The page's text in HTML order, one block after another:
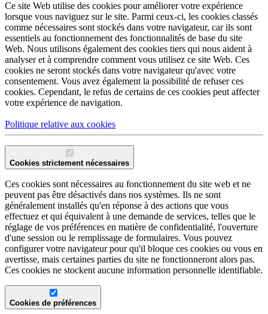
Ce site Web utilise des cookies pour améliorer votre expérience
lorsque vous naviguez sur le site. Parmi ceux-ci, les cookies classés
comme nécessaires sont stockés dans votre navigateur, car ils sont
essentiels au fonctionnement des fonctionnalités de base du site
Web. Nous utilisons également des cookies tiers qui nous aident à
analyser et à comprendre comment vous utilisez ce site Web. Ces
cookies ne seront stockés dans votre navigateur qu'avec votre
consentement. Vous avez également la possibilité de refuser ces
cookies. Cependant, le refus de certains de ces cookies peut affecter
votre expérience de navigation.
Politique relative aux cookies
Cookies strictement nécessaires
Ces cookies sont nécessaires au fonctionnement du site web et ne
peuvent pas être désactivés dans nos systèmes. Ils ne sont
généralement installés qu'en réponse à des actions que vous
effectuez et qui équivalent à une demande de services, telles que le
réglage de vos préférences en matière de confidentialité, l'ouverture
d'une session ou le remplissage de formulaires. Vous pouvez
configurer votre navigateur pour qu'il bloque ces cookies ou vous en
avertisse, mais certaines parties du site ne fonctionneront alors pas.
Ces cookies ne stockent aucune information personnelle identifiable.
Cookies de préférences